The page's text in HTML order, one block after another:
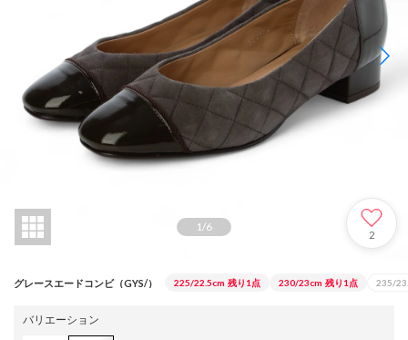
1/6
2
グレースエードコンビ（GYS/） 225/22.5cm 残り1点 230/23cm 残り1点 235/
バリエーション